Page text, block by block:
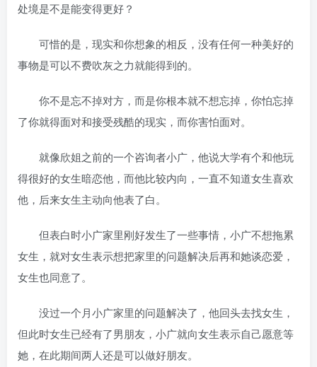
处境是不是能变得更好？
可惜的是，现实和你想象的相反，没有任何一种美好的
事物是可以不费吹灰之力就能得到的。
你不是忘不掉对方，而是你根本就不想忘掉，你怕忘掉
了你就得面对和接受残酷的现实，而你害怕面对。
就像欣姐之前的一个咨询者小广，他说大学有个和他玩
得很好的女生暗恋他，而他比较内向，一直不知道女生喜欢
他，后来女生主动向他表了白。
但表白时小广家里刚好发生了一些事情，小广不想拖累
女生，就对女生表示想把家里的问题解决后再和她谈恋爱，
女生也同意了。
没过一个月小广家里的问题解决了，他回头去找女生，
但此时女生已经有了男朋友，小广就向女生表示自己愿意等
她，在此期间两人还是可以做好朋友。